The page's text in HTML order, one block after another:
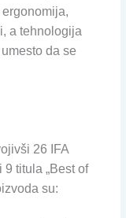
a tehnologija
da se
26 IFA
titula „Best of
su: